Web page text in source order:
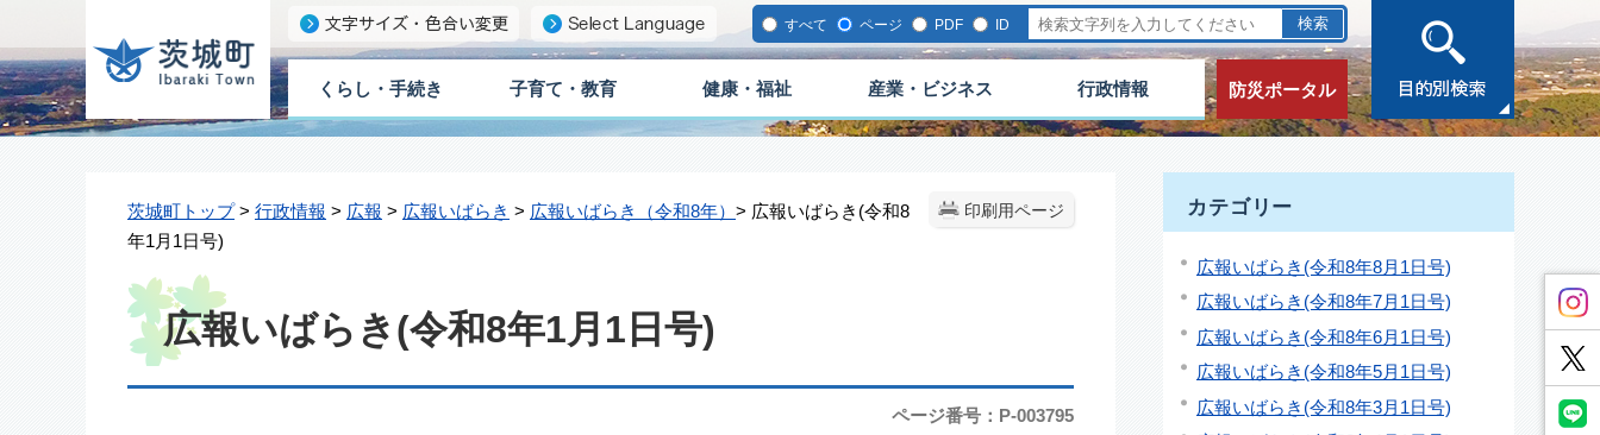
すべて ページ PDF ID
くらし・手続き 子育て・教育 健康・福祉 産業・ビジネス 行政情報 防災ポータル
印刷用ページ
茨城町トップ> 行政情報 > 広報 > 広報いばらき > 広報いばらき（令和8年） > 広報いばらき(令和8
年1月1日号)
広報いばらき(令和8年1月1日号)
ページ番号：P-003795
カテゴリー
広報いばらき(令和8年8月1日号)
広報いばらき(令和8年7月1日号)
広報いばらき(令和8年6月1日号)
広報いばらき(令和8年5月1日号)
広報いばらき(令和8年3月1日号)